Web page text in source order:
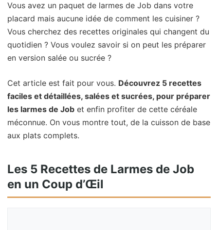
Vous avez un paquet de larmes de Job dans votre
placard mais aucune idée de comment les cuisiner ?
Vous cherchez des recettes originales qui changent du
quotidien ? Vous voulez savoir si on peut les préparer
en version salée ou sucrée ?
Cet article est fait pour vous. Découvrez 5 recettes
faciles et détaillées, salées et sucrées, pour préparer
les larmes de Job et enfin profiter de cette céréale
méconnue. On vous montre tout, de la cuisson de base
aux plats complets.
Les 5 Recettes de Larmes de Job
en un Coup d’Œil